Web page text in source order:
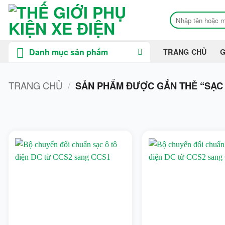
Bỏ
Tìm
kiếm:
Danh mục sản phẩm TRANG CHỦ
TRANG CHỦ / SẢN PHẨM ĐƯỢC GẮN THẺ